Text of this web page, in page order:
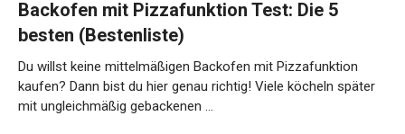
Backofen mit Pizzafunktion Test: Die 5
besten (Bestenliste)
Du willst keine mittelmäßigen Backofen mit Pizzafunktion
kaufen? Dann bist du hier genau richtig! Viele köcheln später
mit ungleichmäßig gebackenen …